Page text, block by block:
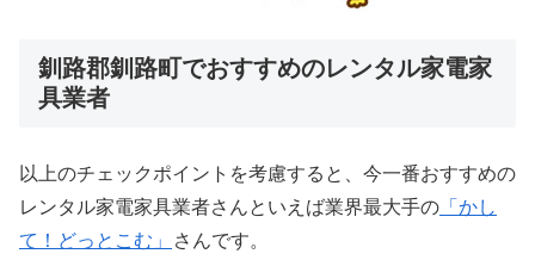
釧路郡釧路町でおすすめのレンタル家電家
具業者
以上のチェックポイントを考慮すると、今一番おすすめの
レンタル家電家具業者さんといえば業界最大手の 「かし
て！どっとこむ」
さんです。